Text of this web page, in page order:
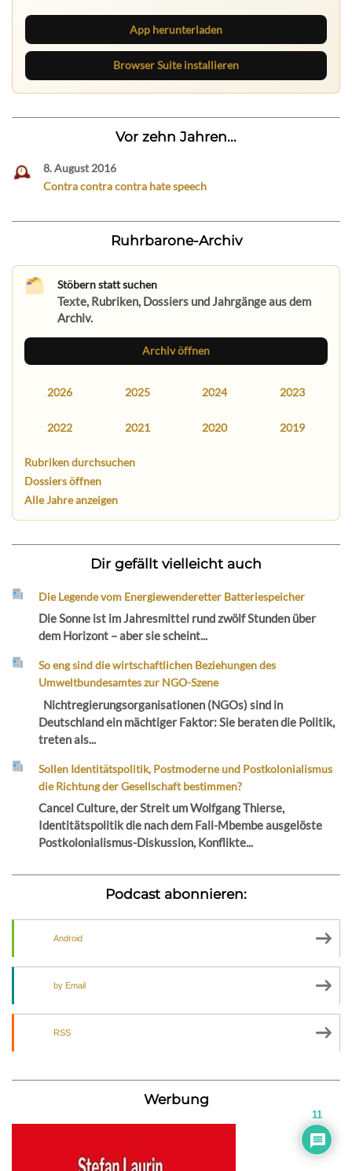
App herunterladen
Browser Suite installieren
Vor zehn Jahren...
8. August 2016
Contra contra contra hate speech
Ruhrbarone-Archiv
Stöbern statt suchen
Texte, Rubriken, Dossiers und Jahrgänge aus dem
Archiv.
Archiv öffnen
2026 2025 2024 2023
2022 2021 2020 2019
Rubriken durchsuchen
Dossiers öffnen
Alle Jahre anzeigen
Dir gefällt vielleicht auch
Die Legende vom Energiewenderetter Batteriespeicher
Die Sonne ist im Jahresmittel rund zwölf Stunden über
dem Horizont – aber sie scheint...
So eng sind die wirtschaftlichen Beziehungen des
Umweltbundesamtes zur NGO-Szene
Nichtregierungsorganisationen (NGOs) sind in
Deutschland ein mächtiger Faktor: Sie beraten die Politik,
treten als...
Sollen Identitätspolitik, Postmoderne und Postkolonialismus
die Richtung der Gesellschaft bestimmen?
Cancel Culture, der Streit um Wolfgang Thierse,
Identitätspolitik die nach dem Fall-Mbembe ausgelöste
Postkolonialismus-Diskussion, Konflikte...
Podcast abonnieren:
Android
by Email
RSS
Werbung
11